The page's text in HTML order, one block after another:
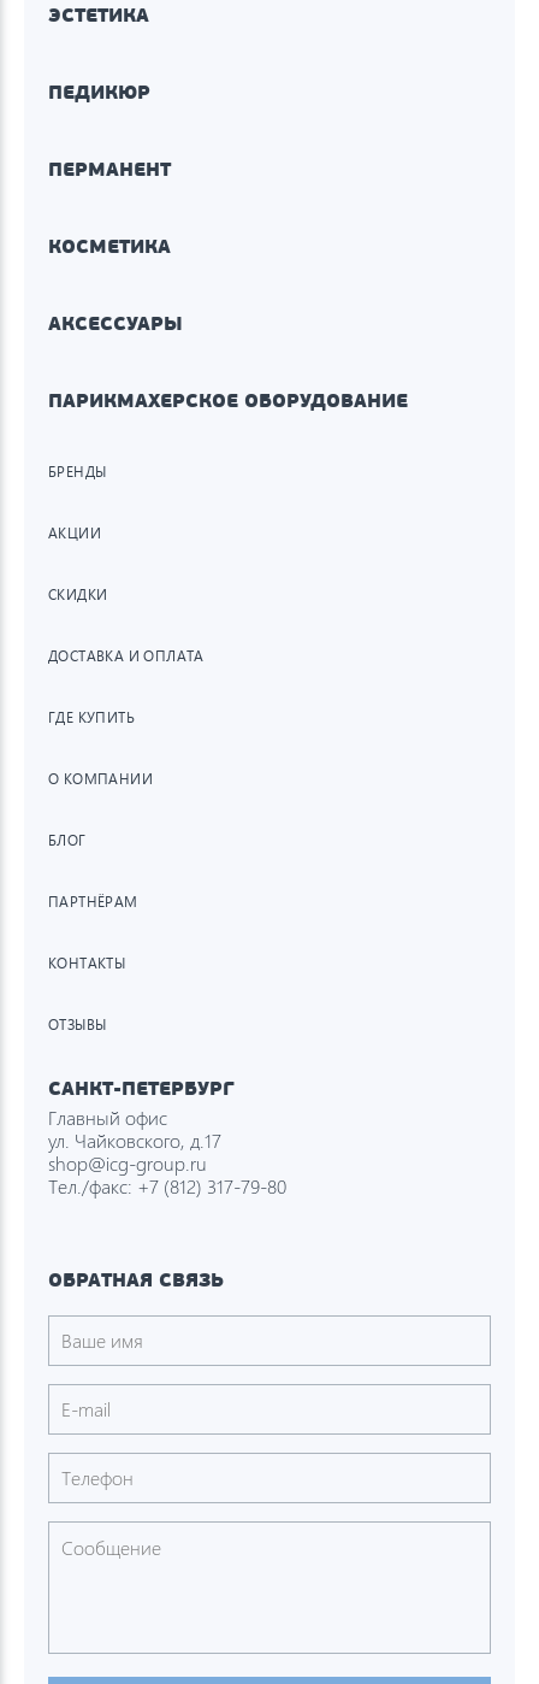
ЭСТЕТИКА
ПЕДИКЮР
ПЕРМАНЕНТ
КОСМЕТИКА
АКСЕССУАРЫ
ПАРИКМАХЕРСКОЕ ОБОРУДОВАНИЕ
БРЕНДЫ
АКЦИИ
СКИДКИ
ДОСТАВКА И ОПЛАТА
ГДЕ КУПИТЬ
О КОМПАНИИ
БЛОГ
ПАРТНЁРАМ
КОНТАКТЫ
ОТЗЫВЫ
САНКТ-ПЕТЕРБУРГ
Главный офис
ул. Чайковского, д.17
shop@icg-group.ru
Тел./факс: +7 (812) 317-79-80
ОБРАТНАЯ СВЯЗЬ